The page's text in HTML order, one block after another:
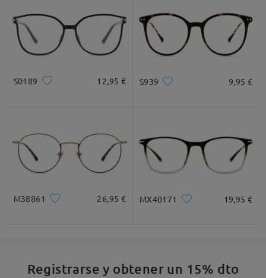
S0189 12,95 € S939 9,95 €
M38861 26,95 € MX40171 19,95 €
Registrarse y obtener un 15% dto